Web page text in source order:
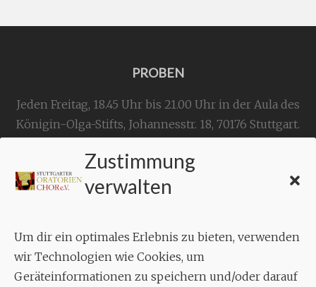
Zustimmung
verwalten
Um dir ein optimales Erlebnis zu bieten, verwenden
wir Technologien wie Cookies, um
Geräteinformationen zu speichern und/oder darauf
PROBEN
Jeden Freitag, 18.45 Uhr bis 21.00 Uhr in der Aula des
Königin-Olga-Stifts, Johannesstr. 18, 70176 Stuttgart.
KONTAKT
Geschäftsstelle:
Aixheimer Str. 18
70619 Stuttgart